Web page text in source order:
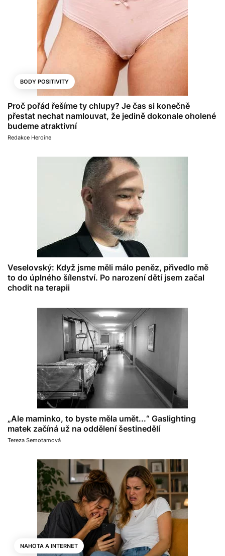
BODY POSITIVITY
Proč pořád řešíme ty chlupy? Je čas si konečně
přestat nechat namlouvat, že jedině dokonale oholené
budeme atraktivní
Redakce Heroine
Veselovský: Když jsme měli málo peněz, přivedlo mě
to do úplného šílenství. Po narození dětí jsem začal
chodit na terapii
„Ale maminko, to byste měla umět...“ Gaslighting
matek začíná už na oddělení šestinedělí
Tereza Semotamová
NAHOTA A INTERNET